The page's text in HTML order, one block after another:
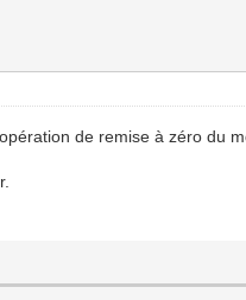
de remise à zéro du